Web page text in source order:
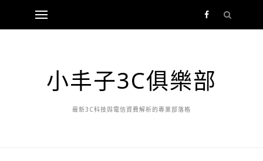
小丰子3C俱樂部
最新3C科技與電信資費解析的專業部落格